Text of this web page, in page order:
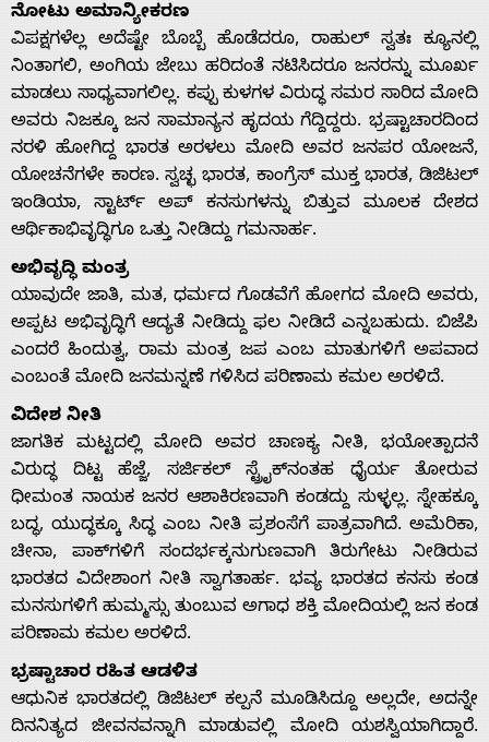
Contact
Us
ನೋಟು ಅಮಾನ್ಯೀಕರಣ
ವಿಪಕ್ಷಗಳೆಲ್ಲ ಅದೆಷ್ಟೇ ಬೊಬ್ಬೆ ಹೊಡೆದರೂ, ರಾಹುಲ್ ಸ್ವತಃ ಕ್ಯೂನಲ್ಲಿ
ನಿಂತಾಗಲಿ, ಅಂಗಿಯ ಜೇಬು ಹರಿದಂತೆ ನಟಿಸಿದರೂ ಜನರನ್ನು ಮೂರ್ಖ
ಮಾಡಲು ಸಾಧ್ಯವಾಗಲಿಲ್ಲ. ಕಪ್ಪು ಕುಳಗಳ ವಿರುದ್ಧ ಸಮರ ಸಾರಿದ ಮೋದಿ
ಅವರು ನಿಜಕ್ಕೂ ಜನ ಸಾಮಾನ್ಯನ ಹೃದಯ ಗೆದ್ದಿದ್ದರು. ಭ್ರಷ್ಟಾಚಾರದಿಂದ
ನರಳಿ ಹೋಗಿದ್ದ ಭಾರತ ಅರಳಲು ಮೋದಿ ಅವರ ಜನಪರ ಯೋಜನೆ,
ಯೋಚನೆಗಳೇ ಕಾರಣ. ಸ್ವಚ್ಛ ಭಾರತ, ಕಾಂಗ್ರೆಸ್ ಮುಕ್ತ ಭಾರತ, ಡಿಜಿಟಲ್
ಇಂಡಿಯಾ, ಸ್ಟಾರ್ಟ್ ಅಪ್ ಕನಸುಗಳನ್ನು ಬಿತ್ತುವ ಮೂಲಕ ದೇಶದ
ಆರ್ಥಿಕಾಭಿವೃದ್ಧಿಗೂ ಒತ್ತು ನೀಡಿದ್ದು ಗಮನಾರ್ಹ.
ಅಭಿವೃದ್ಧಿ ಮಂತ್ರ
ಯಾವುದೇ ಜಾತಿ, ಮತ, ಧರ್ಮದ ಗೊಡವೆಗೆ ಹೋಗದ ಮೋದಿ ಅವರು,
ಅಪ್ಪಟ ಅಭಿವೃದ್ಧಿಗೆ ಆದ್ಯತೆ ನೀಡಿದ್ದು ಫಲ ನೀಡಿದೆ ಎನ್ನಬಹುದು. ಬಿಜೆಪಿ
ಎಂದರೆ ಹಿಂದುತ್ವ, ರಾಮ ಮಂತ್ರ ಜಪ ಎಂಬ ಮಾತುಗಳಿಗೆ ಅಪವಾದ
ಎಂಬಂತೆ ಮೋದಿ ಜನಮನ್ನಣೆ ಗಳಿಸಿದ ಪರಿಣಾಮ ಕಮಲ ಅರಳಿದೆ.
ವಿದೇಶ ನೀತಿ
ಜಾಗತಿಕ ಮಟ್ಟದಲ್ಲಿ ಮೋದಿ ಅವರ ಚಾಣಕ್ಯ ನೀತಿ, ಭಯೋತ್ಪಾದನೆ
ವಿರುದ್ಧ ದಿಟ್ಟ ಹೆಜ್ಜೆ, ಸರ್ಜಿಕಲ್ ಸ್ಟ್ರೈಕ್‌ನಂತಹ ಧೈರ್ಯ ತೋರುವ
ಧೀಮಂತ ನಾಯಕ ಜನರ ಆಶಾಕಿರಣವಾಗಿ ಕಂಡದ್ದು ಸುಳ್ಳಲ್ಲ. ಸ್ನೇಹಕ್ಕೂ
ಬದ್ಧ, ಯುದ್ಧಕ್ಕೂ ಸಿದ್ಧ ಎಂಬ ನೀತಿ ಪ್ರಶಂಸೆಗೆ ಪಾತ್ರವಾಗಿದೆ. ಅಮೆರಿಕಾ,
ಚೀನಾ, ಪಾಕ್‌ಗಳಿಗೆ ಸಂದರ್ಭಕ್ಕನುಗುಣವಾಗಿ ತಿರುಗೇಟು ನೀಡಿರುವ
ಭಾರತದ ವಿದೇಶಾಂಗ ನೀತಿ ಸ್ವಾಗತಾರ್ಹ. ಭವ್ಯ ಭಾರತದ ಕನಸು ಕಂಡ
ಮನಸುಗಳಿಗೆ ಹುಮ್ಮಸ್ಸು ತುಂಬುವ ಅಗಾಧ ಶಕ್ತಿ ಮೋದಿಯಲ್ಲಿ ಜನ ಕಂಡ
ಪರಿಣಾಮ ಕಮಲ ಅರಳಿದೆ.
ಭ್ರಷ್ಟಾಚಾರ ರಹಿತ ಆಡಳಿತ
ಆಧುನಿಕ ಭಾರತದಲ್ಲಿ ಡಿಜಿಟಲ್ ಕಲ್ಪನೆ ಮೂಡಿಸಿದ್ದೂ ಅಲ್ಲದೇ, ಅದನ್ನೇ
ದಿನನಿತ್ಯದ ಜೀವನವನ್ನಾಗಿ ಮಾಡುವಲ್ಲಿ ಮೋದಿ ಯಶಸ್ವಿಯಾಗಿದ್ದಾರೆ.